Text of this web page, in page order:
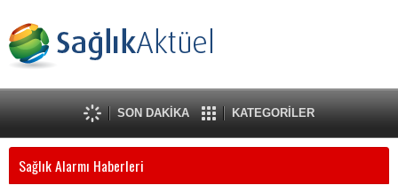
SON DAKİKA KATEGORİLER
Sağlık Alarmı Haberleri